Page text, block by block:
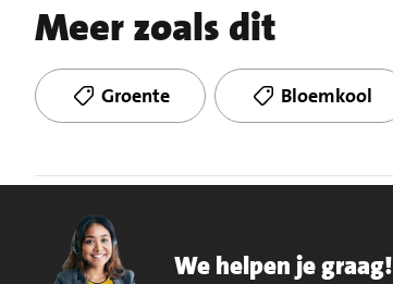
Meer zoals dit
Groente Bloemkool
We helpen je graag!